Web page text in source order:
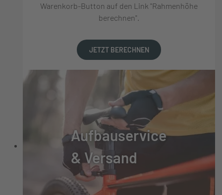
Warenkorb-Button auf den Link "Rahmenhöhe
berechnen".
JETZT BERECHNEN
Aufbauservice
& Versand